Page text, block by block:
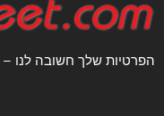
הפרטיות שלך חשובה לנו –